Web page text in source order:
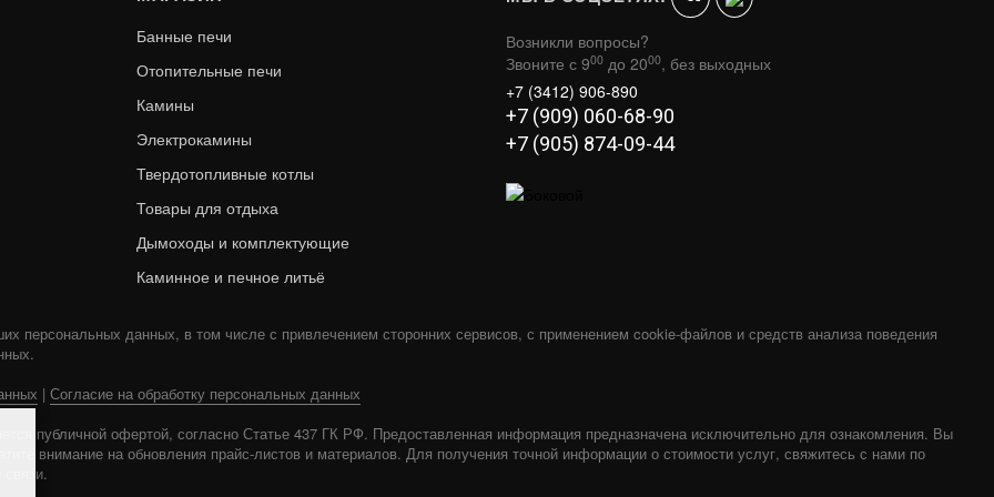
Банные печи
Отопительные печи
Камины
Электрокамины
Твердотопливные котлы
Товары для отдыха
Дымоходы и комплектующие
Каминное и печное литьё
Возникли вопросы?
Звоните с 900 до 2000, без выходных
+7 (3412) 906-890
+7 (909) 060-68-90
+7 (905) 874-09-44
персональных данных, в том числе с привлечением сторонних сервисов, с применением cookie-файлов и средств анализа поведения
| Согласие на обработку персональных данных
публичной офертой, согласно Статье 437 ГК РФ. Предоставленная информация предназначена исключительно для ознакомления. Вы
внимание на обновления прайс-листов и материалов. Для получения точной информации о стоимости услуг, свяжитесь с нами по